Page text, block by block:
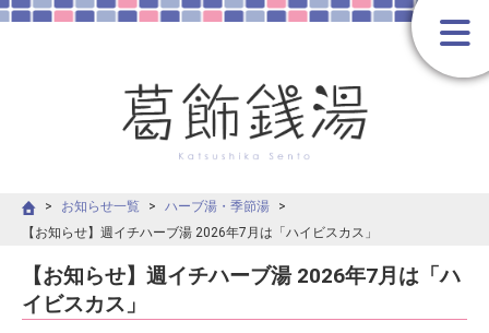
お知らせ一覧
ハーブ湯・季節湯
【お知らせ】週イチハーブ湯 2026年7月は「ハイビスカス」
【お知らせ】週イチハーブ湯 2026年7月は「ハ
イビスカス」